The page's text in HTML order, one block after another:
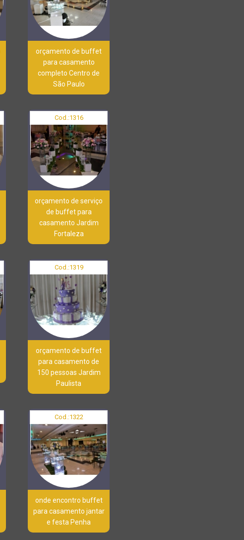
orçamento de buffet
para casamento
completo Centro de
São Paulo
Cod.:1316
orçamento de serviço
de buffet para
casamento Jardim
Fortaleza
Cod.:1319
orçamento de buffet
para casamento de
150 pessoas Jardim
Paulista
Cod.:1322
onde encontro buffet
para casamento jantar
e festa Penha